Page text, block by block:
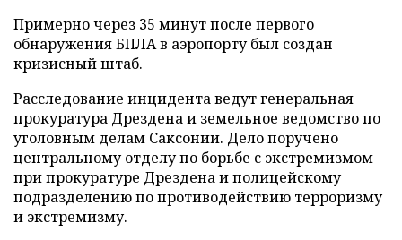
Примерно через 35 минут после первого
обнаружения БПЛА в аэропорту был создан
кризисный штаб.
Расследование инцидента ведут генеральная
прокуратура Дрездена и земельное ведомство по
уголовным делам Саксонии. Дело поручено
центральному отделу по борьбе с экстремизмом
при прокуратуре Дрездена и полицейскому
подразделению по противодействию терроризму
и экстремизму.